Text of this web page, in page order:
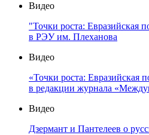
Видео
"Точки роста: Евразийская
в РЭУ им. Плеханова
Видео
«Точки роста: Евразийская
в редакции журнала
Видео
Дзермант и Пантелеев о